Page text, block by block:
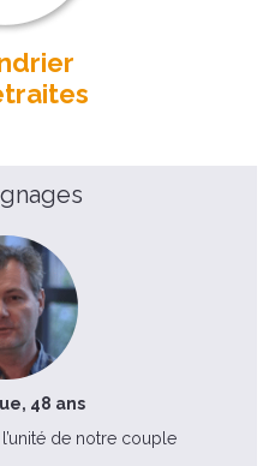
48 ans
de notre couple